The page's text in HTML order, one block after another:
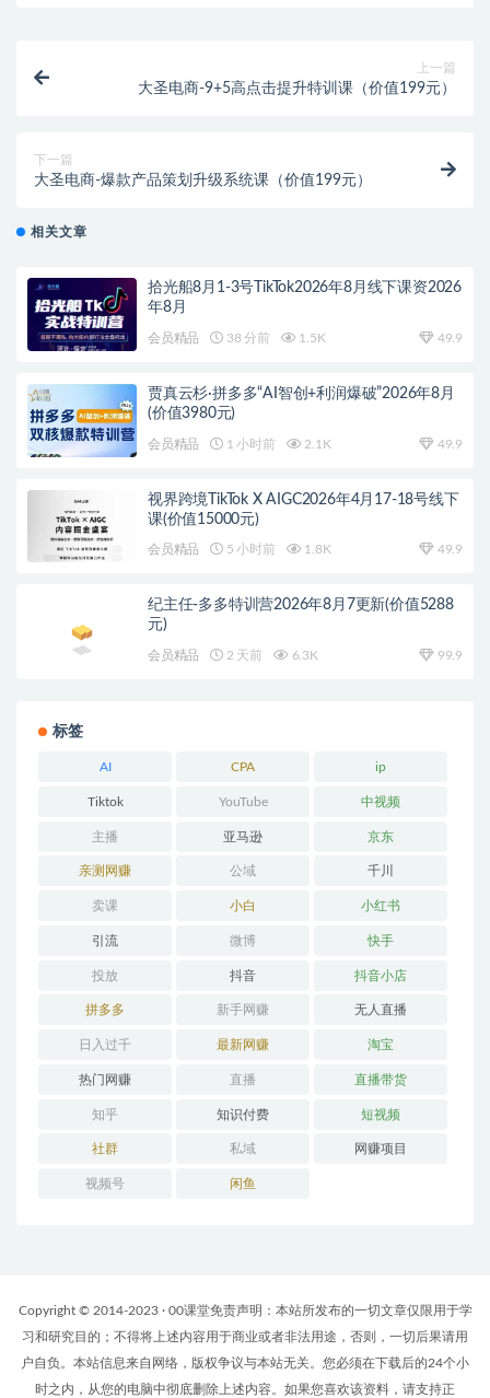
上一篇
大圣电商-9+5高点击提升特训课（价值199元）
下一篇
大圣电商-爆款产品策划升级系统课（价值199元）
相关文章
拾光船8月1-3号TikTok2026年8月线下课资2026
年8月
会员精品 38 分前 1.5K 49.9
贾真云杉·拼多多“AI智创+利润爆破”2026年8月
(价值3980元)
会员精品 1 小时前 2.1K 49.9
视界跨境TikTok X AIGC2026年4月17-18号线下
课(价值15000元)
会员精品 5 小时前 1.8K 49.9
纪主任-多多特训营2026年8月7更新(价值5288
元)
会员精品 2 天前 6.3K 99.9
标签
AI CPA ip
Tiktok YouTube 中视频
主播 亚马逊 京东
亲测网赚 公域 千川
卖课 小白 小红书
引流 微博 快手
投放 抖音 抖音小店
拼多多 新手网赚 无人直播
日入过千 最新网赚 淘宝
热门网赚 直播 直播带货
知乎 知识付费 短视频
社群 私域 网赚项目
视频号 闲鱼
Copyright © 2014-2023 · 00课堂免责声明：本站所发布的一切文章仅限用于学
习和研究目的；不得将上述内容用于商业或者非法用途，否则，一切后果请用
户自负。本站信息来自网络，版权争议与本站无关。您必须在下载后的24个小
时之内，从您的电脑中彻底删除上述内容。如果您喜欢该资料，请支持正